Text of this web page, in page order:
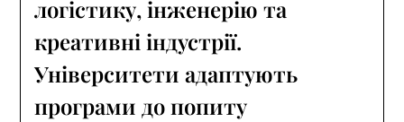
логістику, інженерію та
креативні індустрії.
Університети адаптують
програми до попиту